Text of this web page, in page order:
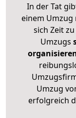
In der Tat
einem Umzug
sich Zeit
Umzugs
Umzug
erfolgreich